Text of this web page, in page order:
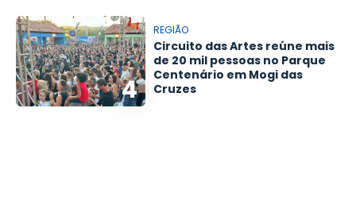
4
REGIÃO
Circuito das Artes reúne mais
de 20 mil pessoas no Parque
Centenário em Mogi das
Cruzes